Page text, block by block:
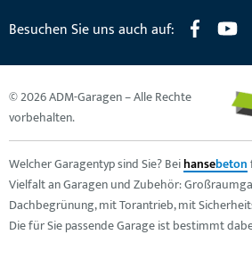
Besuchen Sie uns auch auf:
© 2026 ADM-Garagen – Alle Rechte
vorbehalten.
Welcher Garagentyp sind Sie? Beihansebeton
Vielfalt an Garagen und Zubehör:
Dachbegrünung, mit Torantrieb, mit
Die für Sie passende Garage ist bestimmt